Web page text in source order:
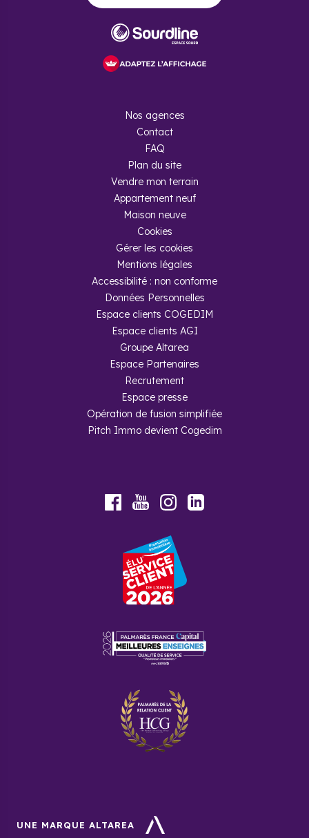
Nos agences
Contact
FAQ
Plan du site
Vendre mon terrain
Appartement neuf
Maison neuve
Cookies
Gérer les cookies
Mentions légales
Accessibilité : non conforme
Données Personnelles
Espace clients COGEDIM
Espace clients AGI
Groupe Altarea
Espace Partenaires
Recrutement
Espace presse
Opération de fusion simplifiée
Pitch Immo devient Cogedim
FacebookYoutubeInstagram
UNE MARQUE ALTAREA